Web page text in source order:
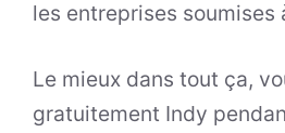
les entreprises soumises
Le mieux dans tout ça,
gratuitement Indy